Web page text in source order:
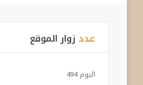
عدد زوار الموقع
اليوم494